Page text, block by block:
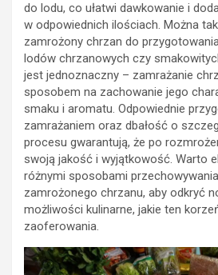
do lodu, co ułatwi dawkowanie i
w odpowiednich ilościach. Można
zamrożony chrzan do
lodów chrzanowych czy
jest jednoznaczny – zamrażanie
sposobem na zachowanie jego
smaku i aromatu. Odpowiednie
zamrażaniem oraz dbałość o
procesu gwarantują, że po
swoją jakość i wyjątkowość. Warto
różnymi sposobami
zamrożonego chrzanu, aby odkryć
możliwości kulinarne, jakie ten
zaoferowania.